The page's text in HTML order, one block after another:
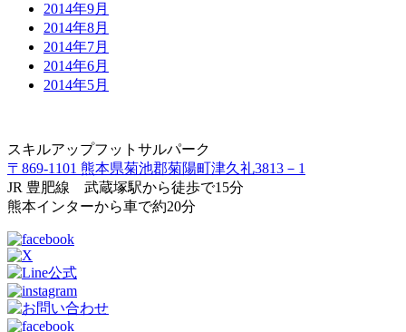
2014年9月
2014年8月
2014年7月
2014年6月
2014年5月
スキルアップフットサルパーク
〒869-1101 熊本県菊池郡菊陽町津久礼3813－1
JR 豊肥線 武蔵塚駅から徒歩で15分
熊本インターから車で約20分